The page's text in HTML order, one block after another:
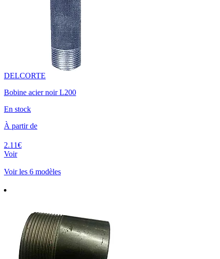
DELCORTE
Bobine acier noir L200
En stock
À partir de
2.11€
Voir
Voir les 6 modèles